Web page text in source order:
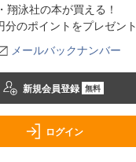
・翔泳社の本が買える！
分のポイントをプレゼント
メールバックナンバー
新規会員登録 無料
ログイン